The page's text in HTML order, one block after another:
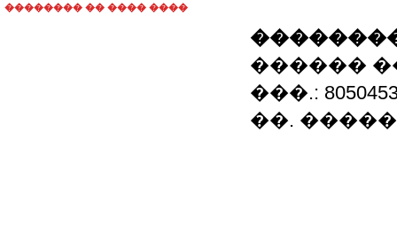
�������� �� ���� ����
������
���.:
��. �����: